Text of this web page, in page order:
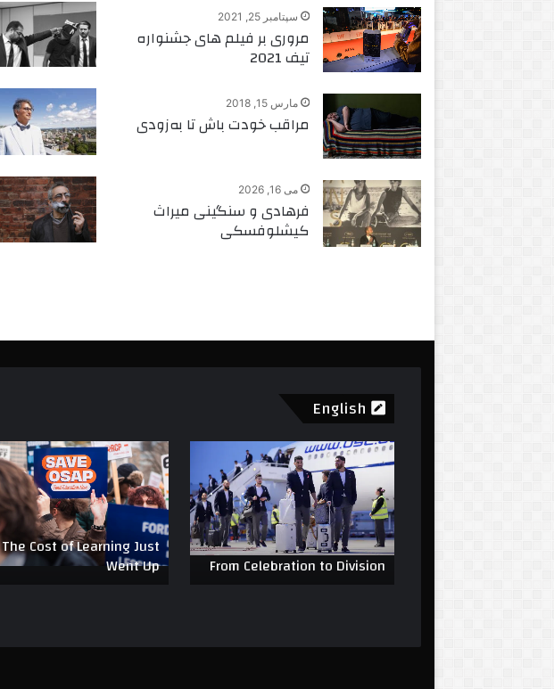
سپتامبر 25, 2021
مروری بر فیلم های جشنواره
تیف 2021
مارس 15, 2018
مراقب خودت باش تا به‌زودی
می 16, 2026
فرهادی و سنگینی میراث
کیشلوفسکی
From Celebration to Division
The Cost of Learning Just
Went Up